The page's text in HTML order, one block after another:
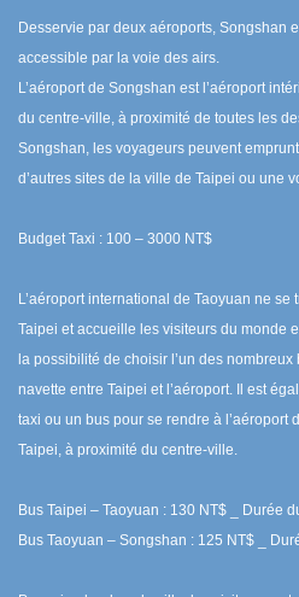
Desservie par deux aéroports, Songshan
accessible par la voie des airs.
L’aéroport de Songshan est l’aéroport
du centre-ville, à proximité de toutes les
Songshan, les voyageurs peuvent
d’autres sites de la ville de Taipei ou une
Budget Taxi : 100 – 3000 NT$
L’aéroport international de Taoyuan ne se
Taipei et accueille les visiteurs du monde
la possibilité de choisir l’un des
navette entre Taipei et l’aéroport. Il est
taxi ou un bus pour se rendre à l’aéroport
Taipei, à proximité du centre-ville.
Bus Taipei – Taoyuan : 130 NT$ _ Durée
Bus Taoyuan – Songshan : 125 NT$ _